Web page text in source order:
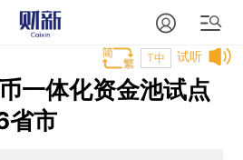
试听
T中
一体化资金池试点
省市